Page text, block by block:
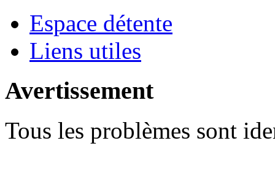
Espace détente
Liens utiles
Avertissement
Tous les problèmes sont